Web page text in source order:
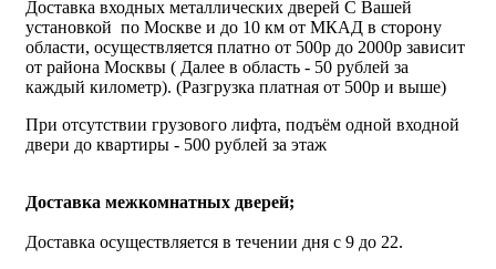
Доставка входных металлических дверей С Вашей
установкой по Москве и до 10 км от МКАД в сторону
области, осуществляется платно от 500р до 2000р зависит
от района Москвы ( Далее в область - 50 рублей за
каждый километр). (Разгрузка платная от 500р и выше)
При отсутствии грузового лифта, подъём одной входной
двери до квартиры - 500 рублей за этаж
Доставка межкомнатных дверей;
Доставка осуществляется в течении дня с 9 до 22.